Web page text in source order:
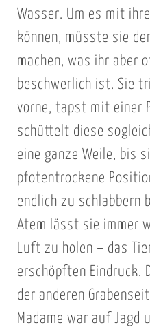
Wasser. Um es mit
können, müsste sie
machen, was ihr aber
beschwerlich ist. Sie
vorne, tapst mit einer
schüttelt diese
eine ganze Weile, bis
pfotentrockene
endlich zu schlabbern
Atem lässt sie immer
Luft zu holen – das
erschöpften Eindruck.
der anderen
Madame war auf Jagd